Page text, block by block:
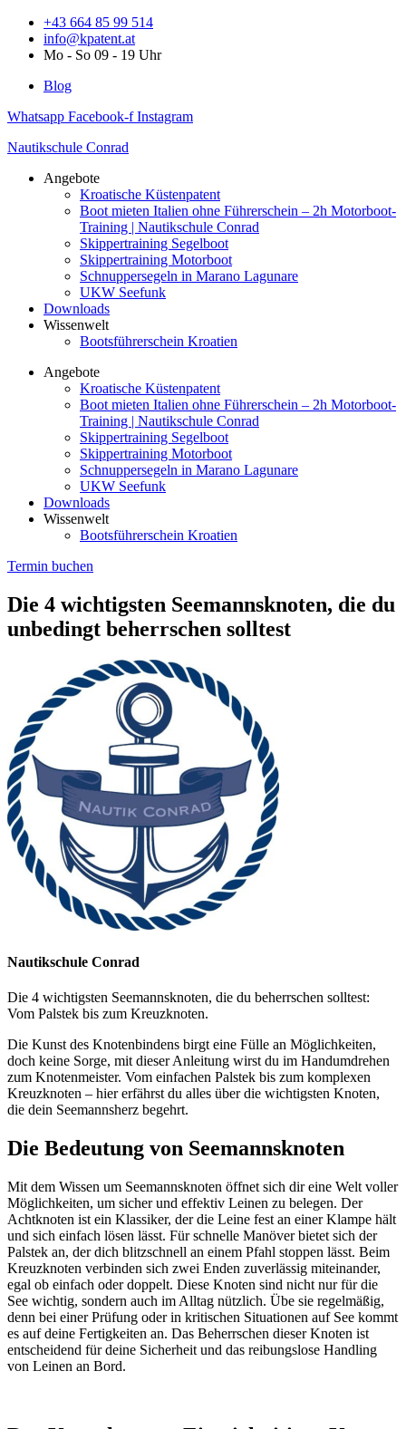
Zum
Inhalt
springen
+43 664 85 99 514
info@kpatent.at
Mo - So 09 - 19 Uhr
Blog
Whatsapp Facebook-f Instagram
Nautikschule Conrad
Angebote
Kroatische Küstenpatent
Boot mieten Italien ohne Führerschein – 2h Motorboot-
Training | Nautikschule Conrad
Skippertraining Segelboot
Skippertraining Motorboot
Schnuppersegeln in Marano Lagunare
UKW Seefunk
Downloads
Wissenwelt
Bootsführerschein Kroatien
Angebote
Kroatische Küstenpatent
Boot mieten Italien ohne Führerschein – 2h Motorboot-
Training | Nautikschule Conrad
Skippertraining Segelboot
Skippertraining Motorboot
Schnuppersegeln in Marano Lagunare
UKW Seefunk
Downloads
Wissenwelt
Bootsführerschein Kroatien
Termin buchen
Die 4 wichtigsten Seemannsknoten, die du
unbedingt beherrschen solltest
Nautikschule Conrad
Die 4 wichtigsten Seemannsknoten, die du beherrschen solltest:
Vom Palstek bis zum Kreuzknoten.
Die Kunst des Knotenbindens birgt eine Fülle an Möglichkeiten,
doch keine Sorge, mit dieser Anleitung wirst du im Handumdrehen
zum Knotenmeister. Vom einfachen Palstek bis zum komplexen
Kreuzknoten – hier erfährst du alles über die wichtigsten Knoten,
die dein Seemannsherz begehrt.
Die Bedeutung von Seemannsknoten
Mit dem Wissen um Seemannsknoten öffnet sich dir eine Welt voller
Möglichkeiten, um sicher und effektiv Leinen zu belegen. Der
Achtknoten ist ein Klassiker, der die Leine fest an einer Klampe hält
und sich einfach lösen lässt. Für schnelle Manöver bietet sich der
Palstek an, der dich blitzschnell an einem Pfahl stoppen lässt. Beim
Kreuzknoten verbinden sich zwei Enden zuverlässig miteinander,
egal ob einfach oder doppelt. Diese Knoten sind nicht nur für die
See wichtig, sondern auch im Alltag nützlich. Übe sie regelmäßig,
denn bei einer Prüfung oder in kritischen Situationen auf See kommt
es auf deine Fertigkeiten an. Das Beherrschen dieser Knoten ist
entscheidend für deine Sicherheit und das reibungslose Handling
von Leinen an Bord.